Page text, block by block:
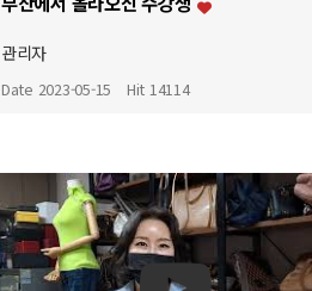
관리자
Date 2023-05-15 Hit 14114